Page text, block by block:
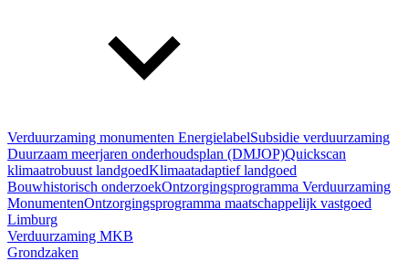
Verduurzaming monumenten EnergielabelSubsidie verduurzaming
Duurzaam meerjaren onderhoudsplan (DMJOP)Quickscan
klimaatrobuust landgoedKlimaatadaptief landgoed
Bouwhistorisch onderzoekOntzorgingsprogramma Verduurzaming
MonumentenOntzorgingsprogramma maatschappelijk vastgoed
Limburg
Verduurzaming MKB
Grondzaken